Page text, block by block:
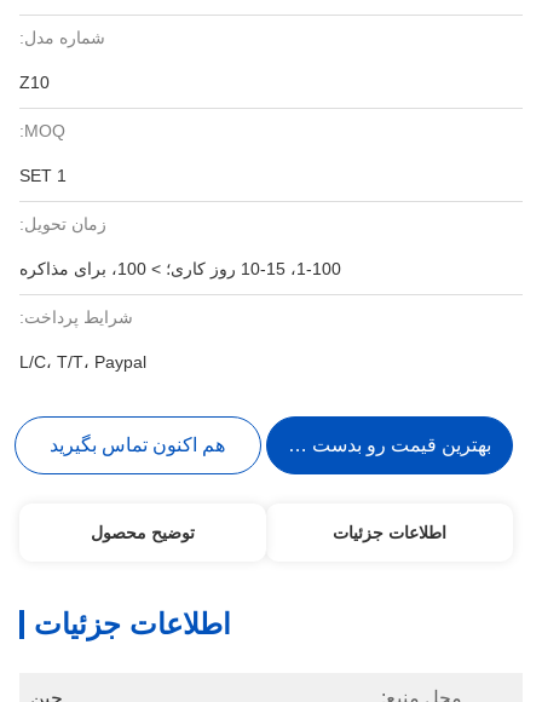
شماره مدل:
Z10
MOQ:
زمان تحویل:
1-100، 10-15 روز کاری؛ > 100، برای مذاکره
شرایط پرداخت:
L/C، T/T، Paypal
بهترین قیمت رو بدست بیار هم اکنون تماس بگیرید
اطلاعات جزئیات توضیح محصول
اطلاعات جزئیات
محل منبع: چین